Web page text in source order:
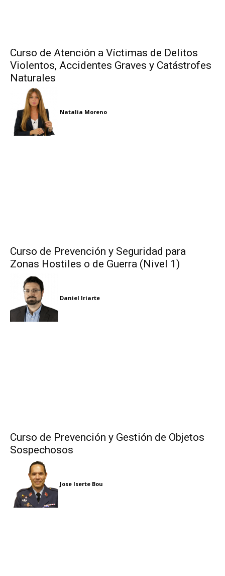
Curso de Atención a Víctimas de Delitos
Violentos, Accidentes Graves y Catástrofes
Naturales
Natalia Moreno
Curso de Prevención y Seguridad para
Zonas Hostiles o de Guerra (Nivel 1)
Daniel Iriarte
Curso de Prevención y Gestión de Objetos
Sospechosos
Jose Iserte Bou